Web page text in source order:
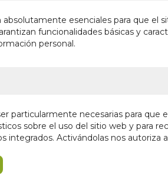
absolutamente esenciales para que
funcionalidades básicas y
personal.
particularmente necesarias para
sobre el uso del sitio web y para
integrados. Activándolas nos autoriza